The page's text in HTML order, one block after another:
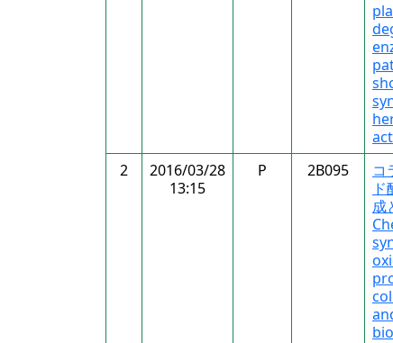
2
2016/03/28
13:15
P 2B095
コ
成